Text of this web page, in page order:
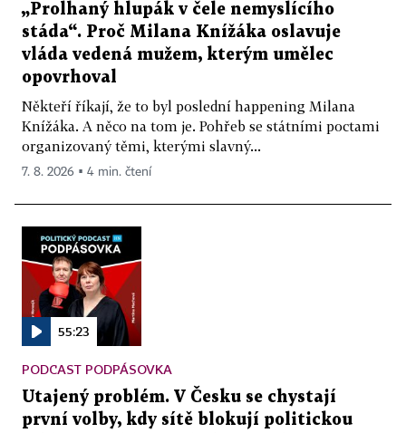
„Prolhaný hlupák v čele nemyslícího
stáda“. Proč Milana Knížáka oslavuje
vláda vedená mužem, kterým umělec
opovrhoval
Někteří říkají, že to byl poslední happening Milana
Knížáka. A něco na tom je. Pohřeb se státními poctami
organizovaný těmi, kterými slavný...
7. 8. 2026 ▪ 4 min. čtení
55:23
PODCAST PODPÁSOVKA
Utajený problém. V Česku se chystají
první volby, kdy sítě blokují politickou